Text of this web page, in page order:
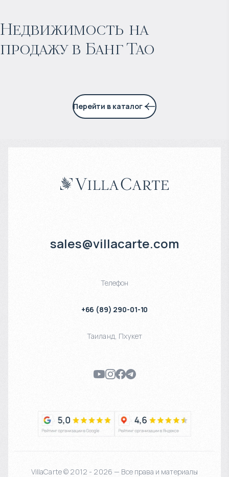
Недвижимость на
продажу в Банг Тао
Прогнозируемый доход:
6% годовых
Перейти в каталог
sales@villacarte.com
Телефон
+66 (89) 290-01-10
Таиланд, Пхукет
VillaCarte © 2012 - 2026 — Все права и материалы